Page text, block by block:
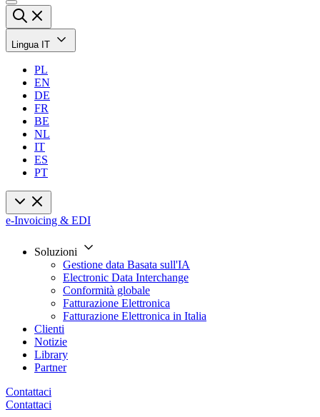
Lingua IT
PL
EN
DE
FR
BE
NL
IT
ES
PT
e-Invoicing & EDI
Soluzioni
Gestione data Basata sull'IA
Electronic Data Interchange
Conformità globale
Fatturazione Elettronica
Fatturazione Elettronica in Italia
Clienti
Notizie
Library
Partner
Contattaci
Contattaci